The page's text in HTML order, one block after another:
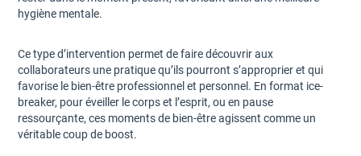
hygiène mentale.
Ce type d’intervention permet de faire découvrir aux
collaborateurs une pratique qu’ils pourront s’approprier et qui
favorise le bien-être professionnel et personnel. En format ice-
breaker, pour éveiller le corps et l’esprit, ou en pause
ressourçante, ces moments de bien-être agissent comme un
véritable coup de boost.